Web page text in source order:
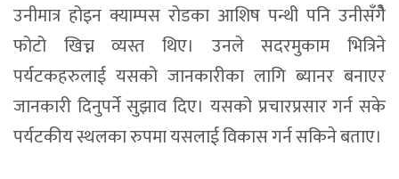
उनीमात्र होइन क्याम्पस रोडका आशिष पन्थी पनि उनीसँगैे
फोटो खिच्न व्यस्त थिए। उनले सदरमुकाम भित्रिने
पर्यटकहरुलाई यसको जानकारीका लागि ब्यानर बनाएर
जानकारी दिनुपर्ने सुझाव दिए। यसको प्रचारप्रसार गर्न सके
पर्यटकीय स्थलका रुपमा यसलाई विकास गर्न सकिने बताए।